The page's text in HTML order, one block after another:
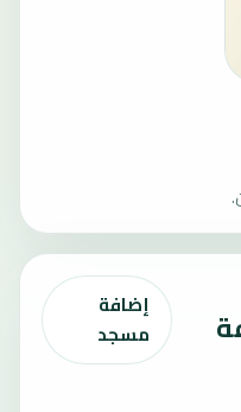
إضافة
مسجد